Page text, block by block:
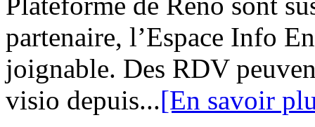
partenaire, l’Espace Info
joignable. Des RDV
visio depuis...[En savoir